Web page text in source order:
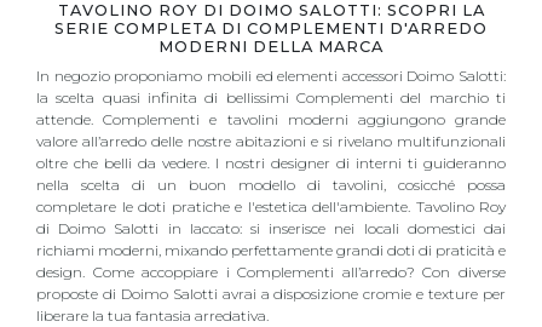
TAVOLINO ROY DI DOIMO SALOTTI: SCOPRI LA
SERIE COMPLETA DI COMPLEMENTI D'ARREDO
MODERNI DELLA MARCA
In negozio proponiamo mobili ed elementi accessori Doimo Salotti:
la scelta quasi infinita di bellissimi Complementi del marchio ti
attende. Complementi e tavolini moderni aggiungono grande
valore all’arredo delle nostre abitazioni e si rivelano multifunzionali
oltre che belli da vedere. I nostri designer di interni ti guideranno
nella scelta di un buon modello di tavolini, cosicché possa
completare le doti pratiche e l'estetica dell'ambiente. Tavolino Roy
di Doimo Salotti in laccato: si inserisce nei locali domestici dai
richiami moderni, mixando perfettamente grandi doti di praticità e
design. Come accoppiare i Complementi all’arredo? Con diverse
proposte di Doimo Salotti avrai a disposizione cromie e texture per
liberare la tua fantasia arredativa.